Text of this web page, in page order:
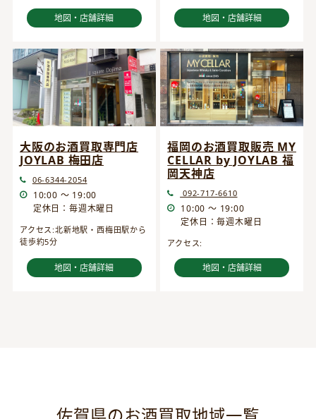
地図・店舗詳細 地図・店舗詳細
大阪のお酒買取専門店
JOYLAB 梅田店
06-6344-2054
10:00 ～ 19:00
定休日：毎週木曜日
アクセス:北新地駅・西梅田駅から
徒歩約5分
地図・店舗詳細
福岡のお酒買取販売 MY
CELLAR by JOYLAB 福
岡天神店
092-717-6610
10:00 ～ 19:00
定休日：毎週木曜日
アクセス:
地図・店舗詳細